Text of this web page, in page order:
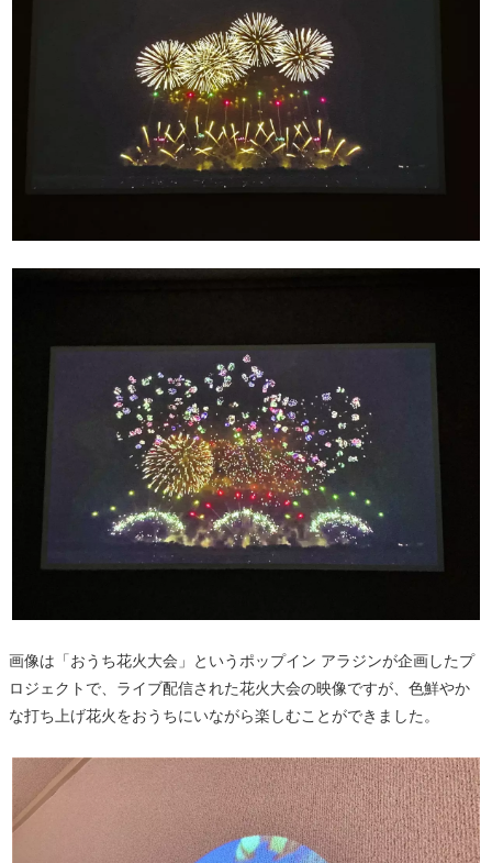
画像は「おうち花火大会」というポップイン アラジンが企画したプ
ロジェクトで、ライブ配信された花火大会の映像ですが、色鮮やか
な打ち上げ花火をおうちにいながら楽しむことができました。